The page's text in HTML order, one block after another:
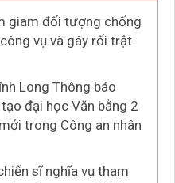
giam đối tượng chống
vụ và gây rối trật
Long Thông báo
đại học Văn bằng 2
trong Công an nhân
sĩ nghĩa vụ tham